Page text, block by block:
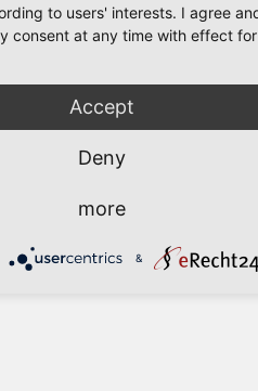
to users' interests. I agree
consent at any time with effect
Accept
Deny
more
&